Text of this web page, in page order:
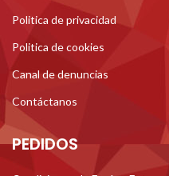
Politica de privacidad
Politica de cookies
Canal de denuncias
Contáctanos
PEDIDOS